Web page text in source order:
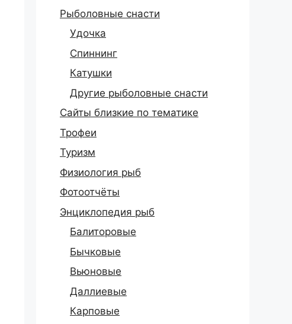
Рыболовные снасти
Удочка
Спиннинг
Катушки
Другие рыболовные снасти
Сайты близкие по тематике
Трофеи
Туризм
Физиология рыб
Фотоотчёты
Энциклопедия рыб
Балиторовые
Бычковые
Вьюновые
Даллиевые
Карповые